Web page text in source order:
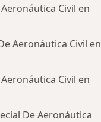
Civil en
Aeronáutica Civil en
Civil en
De Aeronáutica